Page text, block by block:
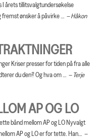
I årets tillitsvalgtundersøkelse
ønsker å påvirke …
Håkon
Kriser presser for tiden på fra alle
du den? Og hva om …
Terje
AP OG LO
bånd mellom AP og LO Nyvalgt
AP og LO er for tette. Han…